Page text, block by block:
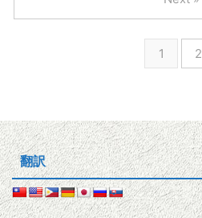
1 2
翻訳